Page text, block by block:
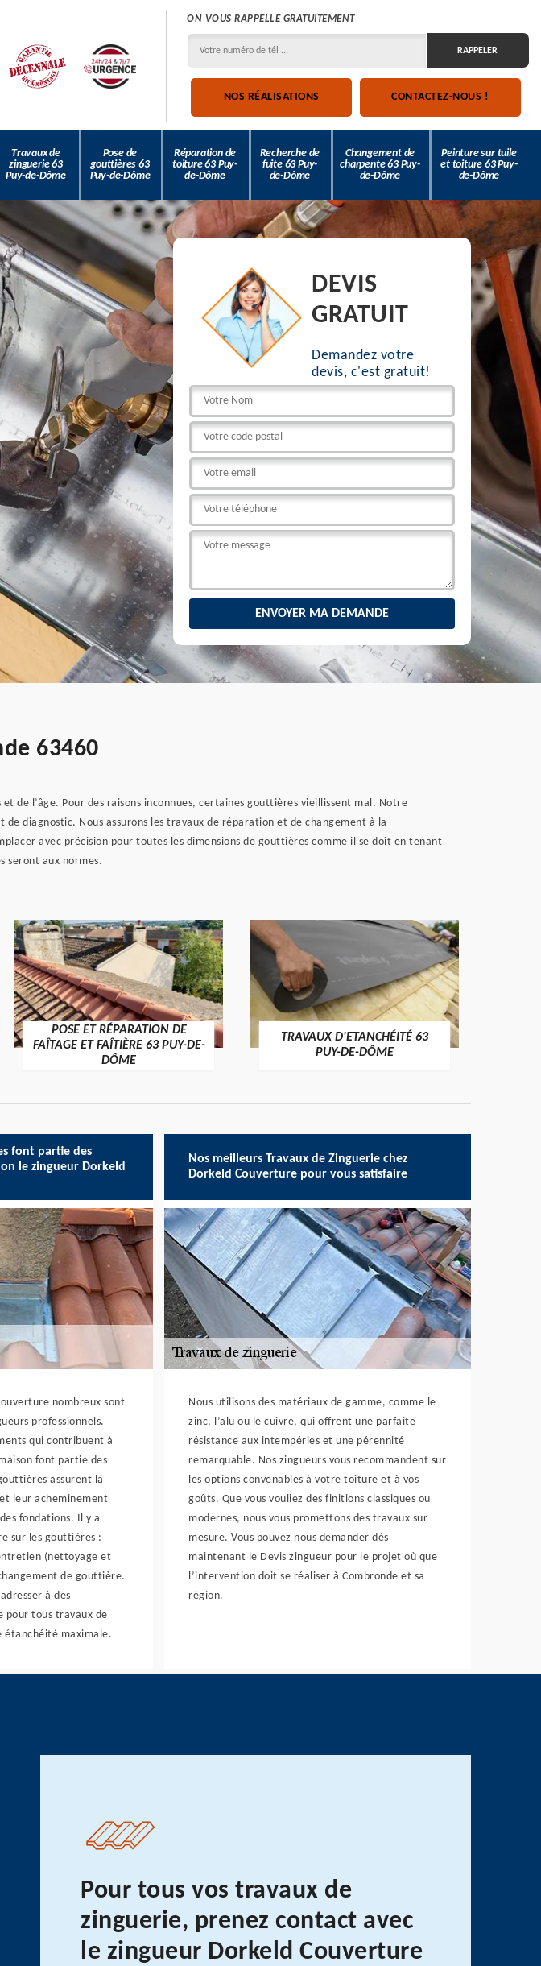
ON VOUS RAPPELLE GRATUITEMENT
NOS RÉALISATIONS CONTACTEZ-NOUS !
Travaux de
zinguerie 63
Puy-de-Dôme
Pose de
gouttières 63
Puy-de-Dôme
Réparation de
toiture 63 Puy-
de-Dôme
Recherche de
fuite 63 Puy-
de-Dôme
Changement de
charpente 63 Puy-
de-Dôme
Peinture sur tuile
et toiture 63 Puy-
de-Dôme
DEVIS
GRATUIT
Demandez votre
devis, c'est gratuit!
63460
de l’âge. Pour des raisons inconnues, certaines gouttières vieillissent mal. Notre
diagnostic. Nous assurons les travaux de réparation et de changement à la
avec précision pour toutes les dimensions de gouttières comme il se doit en tenant
seront aux normes.
TRAVAUX D'ETANCHÉITÉ 63
PUY-DE-DÔME
NETTOYAGE DE TOITURE 63
PUY-DE-DÔME
font partie des
le zingueur Dorkeld
nombreux sont
professionnels.
qui contribuent à
font partie des
assurent la
leur acheminement
fondations. Il y a
sur les gouttières :
(nettoyage et
de gouttière.
à des
pour tous travaux de
maximale.
Nos meilleurs Travaux de Zinguerie chez
Dorkeld Couverture pour vous satisfaire
Nous utilisons des matériaux de gamme, comme le
zinc, l’alu ou le cuivre, qui offrent une parfaite
résistance aux intempéries et une pérennité
remarquable. Nos zingueurs vous recommandent sur
les options convenables à votre toiture et à vos
goûts. Que vous vouliez des finitions classiques ou
modernes, nous vous promettons des travaux sur
mesure. Vous pouvez nous demander dès
maintenant le Devis zingueur pour le projet où que
l’intervention doit se réaliser à Combronde et sa
région.
Pour tous vos travaux de
zinguerie, prenez contact avec
le zingueur Dorkeld Couverture